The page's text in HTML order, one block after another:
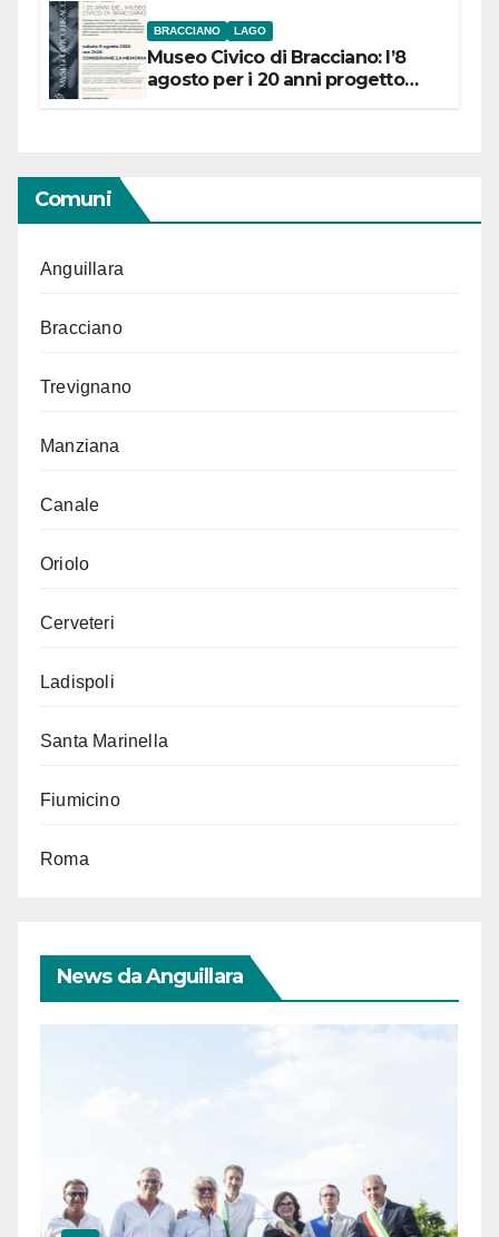
BRACCIANO LAGO
Museo Civico di Bracciano: l’8
agosto per i 20 anni progetto
Comuni
Anguillara
Bracciano
Trevignano
Manziana
Canale
Oriolo
Cerveteri
Ladispoli
Santa Marinella
Fiumicino
Roma
News da Anguillara